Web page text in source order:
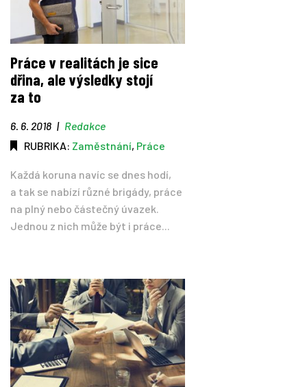
Práce v realitách je sice
dřina, ale výsledky stojí
za to
6. 6. 2018 | Redakce
RUBRIKA: Zaměstnání, Práce
Každá koruna navíc se dnes hodí,
a tak se nabízí různé brigády, práce
na plný nebo částečný úvazek.
Jednou z nich může být i práce...